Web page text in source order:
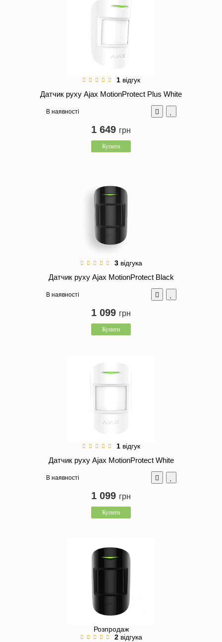
1 відгук
Датчик руху Ajax MotionProtect Plus White
В наявності
1 649 грн
Купити
3 відгука
Датчик руху Ajax MotionProtect Black
В наявності
1 099 грн
Купити
1 відгук
Датчик руху Ajax MotionProtect White
В наявності
1 099 грн
Купити
Розпродаж
2 відгука